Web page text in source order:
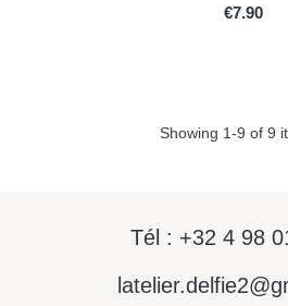
PRICE
€7.90
Showing 1-9 of 9
Tél : +32 4 98